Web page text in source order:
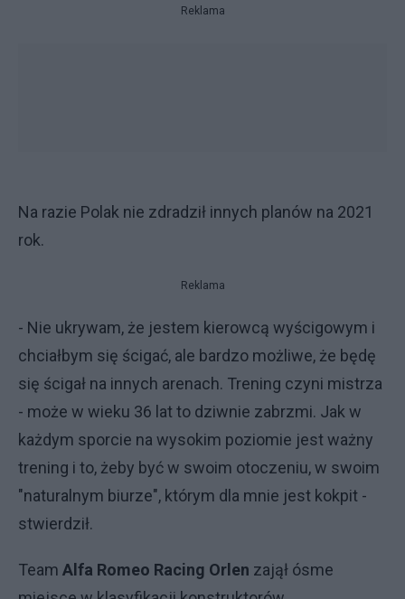
Reklama
Na razie Polak nie zdradził innych planów na 2021
rok.
Reklama
- Nie ukrywam, że jestem kierowcą wyścigowym i
chciałbym się ścigać, ale bardzo możliwe, że będę
się ścigał na innych arenach. Trening czyni mistrza
- może w wieku 36 lat to dziwnie zabrzmi. Jak w
każdym sporcie na wysokim poziomie jest ważny
trening i to, żeby być w swoim otoczeniu, w swoim
"naturalnym biurze", którym dla mnie jest kokpit -
stwierdził.
Team Alfa Romeo Racing Orlen zajął ósme